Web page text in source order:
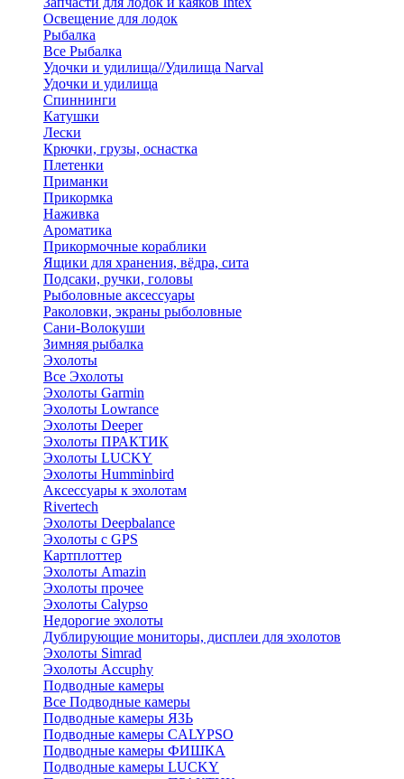
Освещение для лодок
Рыбалка
Все Рыбалка
Удочки и удилища//Удилища Narval
Удочки и удилища
Спиннинги
Катушки
Лески
Крючки, грузы, оснастка
Плетенки
Приманки
Прикормка
Наживка
Ароматика
Прикормочные кораблики
Ящики для хранения, вёдра, сита
Подсаки, ручки, головы
Рыболовные аксессуары
Раколовки, экраны рыболовные
Сани-Волокуши
Зимняя рыбалка
Эхолоты
Все Эхолоты
Эхолоты Garmin
Эхолоты Lowrance
Эхолоты Deeper
Эхолоты ПРАКТИК
Эхолоты LUCKY
Эхолоты Humminbird
Аксессуары к эхолотам
Rivertech
Эхолоты Deepbalance
Эхолоты с GPS
Картплоттер
Эхолоты Amazin
Эхолоты прочее
Эхолоты Calypso
Недорогие эхолоты
Дублирующие мониторы, дисплеи для эхолотов
Эхолоты Simrad
Эхолоты Accuphy
Подводные камеры
Все Подводные камеры
Подводные камеры ЯЗЬ
Подводные камеры CALYPSO
Подводные камеры ФИШКА
Подводные камеры LUCKY